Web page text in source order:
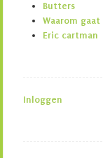
Butters
Waarom
Eric cartman
Inloggen